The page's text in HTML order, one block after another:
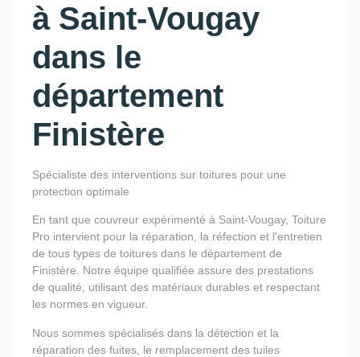
à Saint-Vougay
dans le
département
Finistère
Spécialiste des interventions sur toitures pour une
protection optimale
En tant que couvreur expérimenté à Saint-Vougay, Toiture
Pro intervient pour la réparation, la réfection et l'entretien
de tous types de toitures dans le département de
Finistère. Notre équipe qualifiée assure des prestations
de qualité, utilisant des matériaux durables et respectant
les normes en vigueur.
Nous sommes spécialisés dans la détection et la
réparation des fuites, le remplacement des tuiles